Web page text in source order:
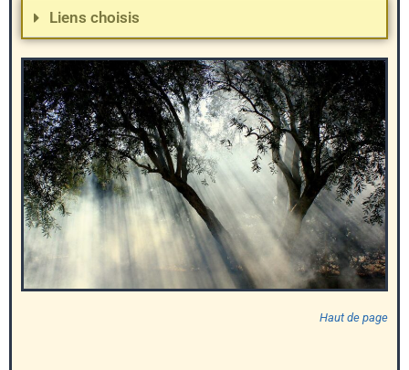
Liens choisis
Haut de page